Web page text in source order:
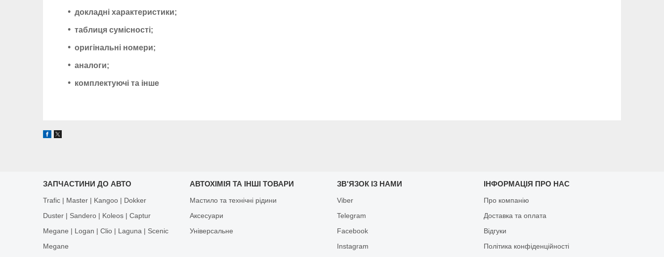
докладні характеристики;
таблиця сумісності;
оригінальні номери;
аналоги;
комплектуючі та інше
ЗАПЧАСТИНИ ДО АВТО
Trafic | Master | Kangoo | Dokker
Duster | Sandero | Koleos | Captur
Megane | Logan | Clio | Laguna | Scenic
Megane
АВТОХІМІЯ ТА ІНШІ ТОВАРИ
Мастило та технічні рідини
Аксесуари
Універсальне
ЗВ'ЯЗОК ІЗ НАМИ
Viber
Telegram
Facebook
Іnstagram
ІНФОРМАЦІЯ ПРО НАС
Про компанію
Доставка та оплата
Відгуки
Політика конфіденційності